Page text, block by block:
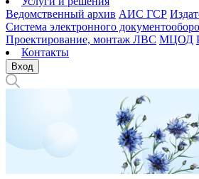
Ведомственный архив АИС ГСР
Система электронного
Проектирование, монтаж ЛВС МЦОД
Контакты
Вход